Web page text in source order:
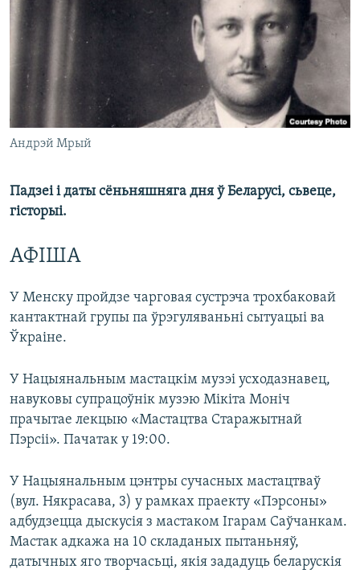
КУЛЬТУРА
КАЛЯНДАР
НА ХВАЛЯХ СВАБОДЫ
Андрэй Мрый
Падзеі і даты сёньняшняга дня ў Беларусі, сьвеце,
гісторыі.
АФІША
У Менску пройдзе чарговая сустрэча трохбаковай
кантактнай групы па ўрэгуляваньні сытуацыі ва
Ўкраіне.
У Нацыянальным мастацкім музэі усходазнавец,
навуковы супрацоўнік музэю Мікіта Моніч
прачытае лекцыю «Мастацтва Старажытнай
Пэрсіі». Пачатак у 19:00.
У Нацыянальным цэнтры сучасных мастацтваў
(вул. Някрасава, 3) у рамках праекту «Пэрсоны»
адбудзецца дыскусія з мастаком Ігарам Саўчанкам.
Мастак адкажа на 10 складаных пытаньняў,
датычных яго творчасьці, якія зададуць беларускія